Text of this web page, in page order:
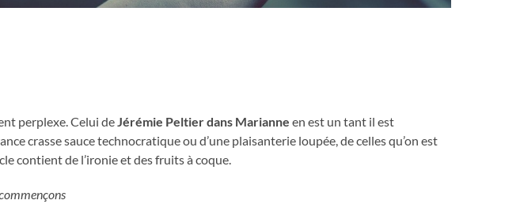
perplexe. Celui de Jérémie Peltier dans Marianne en est un tant il est
crasse sauce technocratique ou d’une plaisanterie loupée, de celles qu’on est
contient de l’ironie et des fruits à coque.